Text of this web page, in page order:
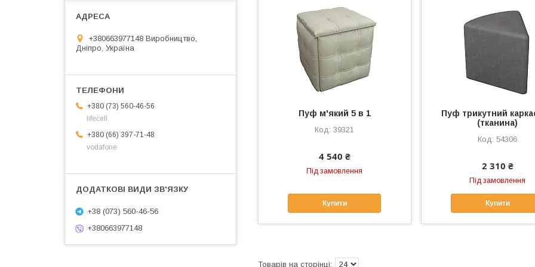
Пуф м'який 5 в 1
39321
4 540 ₴
Під замовлення
Купити
Пуф трикутний
(тканина)
54306
2 310 ₴
Під замовлення
Купити
+380663977148 Виробництво,
Дніпро, Україна
+380 (73) 560-46-56
lifecell
+380 (66) 397-71-48
vodafone
+38 (073) 560-46-56
+380663977148